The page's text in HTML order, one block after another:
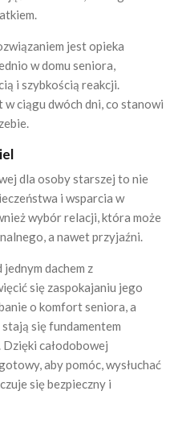
jest opieka
w domu seniora,
i szybkością reakcji.
w ciągu dwóch dni, co stanowi
dla osoby starszej to nie
i wsparcia w
wybór relacji, która może
a nawet przyjaźni.
dachem z
się zaspokajaniu jego
o komfort seniora, a
się fundamentem
całodobowej
aby pomóc, wysłuchać
się bezpieczny i